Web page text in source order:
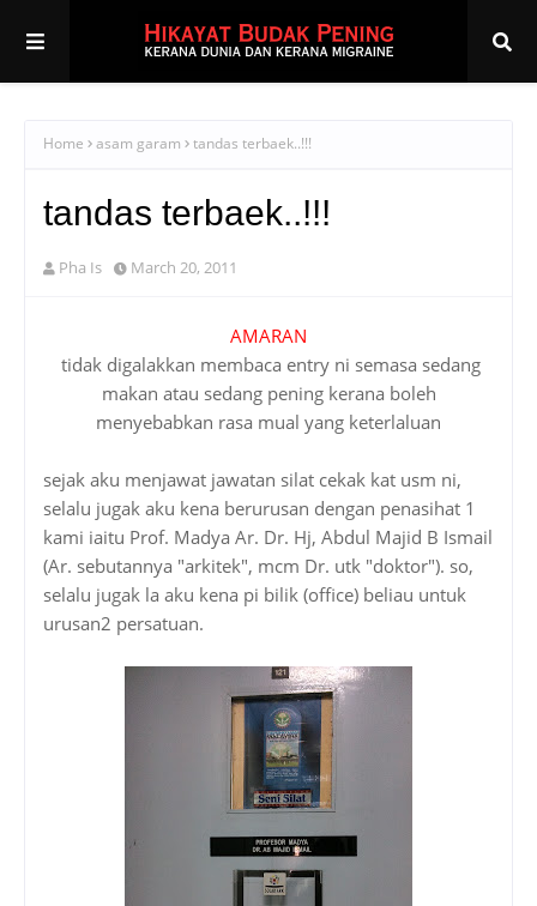
Home asam garam tandas terbaek..!!!
tandas terbaek..!!!
Pha Is March 20, 2011
AMARAN
tidak digalakkan membaca entry ni semasa sedang
makan atau sedang pening kerana boleh
menyebabkan rasa mual yang keterlaluan
sejak aku menjawat jawatan silat cekak kat usm ni,
selalu jugak aku kena berurusan dengan penasihat 1
kami iaitu Prof. Madya Ar. Dr. Hj, Abdul Majid B Ismail
(Ar. sebutannya "arkitek", mcm Dr. utk "doktor"). so,
selalu jugak la aku kena pi bilik (office) beliau untuk
urusan2 persatuan.